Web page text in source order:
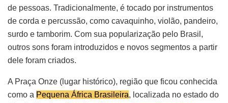
de pessoas. Tradicionalmente, é tocado por instrumentos
de corda e percussão, como cavaquinho, violão, pandeiro,
surdo e tamborim. Com sua popularização pelo Brasil,
outros sons foram introduzidos e novos segmentos a partir
dele foram criados.
A Praça Onze (lugar histórico), região que ficou conhecida
como a Pequena África Brasileira, localizada no estado do